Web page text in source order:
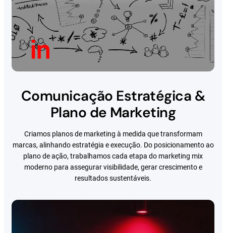
Comunicação Estratégica &
Plano de Marketing
Criamos planos de marketing à medida que transformam
marcas, alinhando estratégia e execução. Do posicionamento ao
plano de ação, trabalhamos cada etapa do marketing mix
moderno para assegurar visibilidade, gerar crescimento e
resultados sustentáveis.